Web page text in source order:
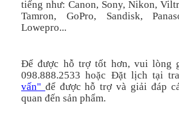
tiếng như: Canon, Sony, Nikon,
Tamron, GoPro, Sandisk,
Lowepro...
Để được hỗ trợ tốt hơn, vui lòng
098.888.2533 hoặc Đặt lịch tại
vấn" để được hỗ trợ và giải đáp
quan đến sản phẩm.